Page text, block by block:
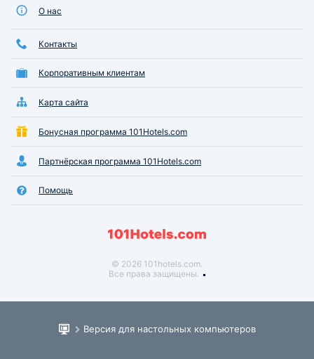
О нас
Контакты
Корпоративным клиентам
Карта сайта
Бонусная программа 101Hotels.com
Партнёрская программа 101Hotels.com
Помощь
© 2026 101hotels.com.
Все права защищены.
Версия для настольных компьютеров